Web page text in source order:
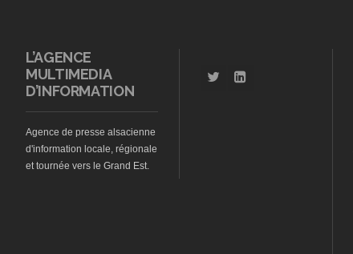
L’AGENCE
MULTIMEDIA
D’INFORMATION
Agence de presse alsacienne
d'information locale, régionale
et tournée vers le Grand Est.